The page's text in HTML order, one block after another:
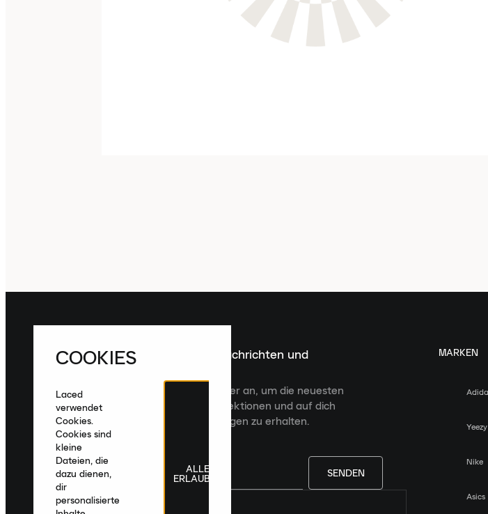
Melde dich für die neuesten Nachrichten und
Veröffentlichungen an
Melde dich für den Laced Newsletter an, um die neuesten
Veröffentlichungen, kuratierte Kollektionen und auf dich
zugeschnittene Produktempfehlungen zu erhalten.
SENDEN
MARKEN
Yeezy
Nike
Asics
COOKIES
Laced
verwendet
Cookies.
Cookies sind
kleine
Dateien, die
dazu dienen,
dir
personalisierte
ALLE
ERLAUBEN